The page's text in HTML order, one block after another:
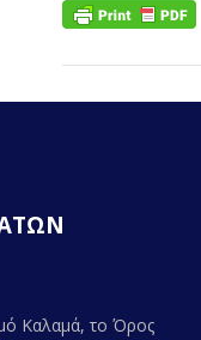
Καλαμά, το Όρος